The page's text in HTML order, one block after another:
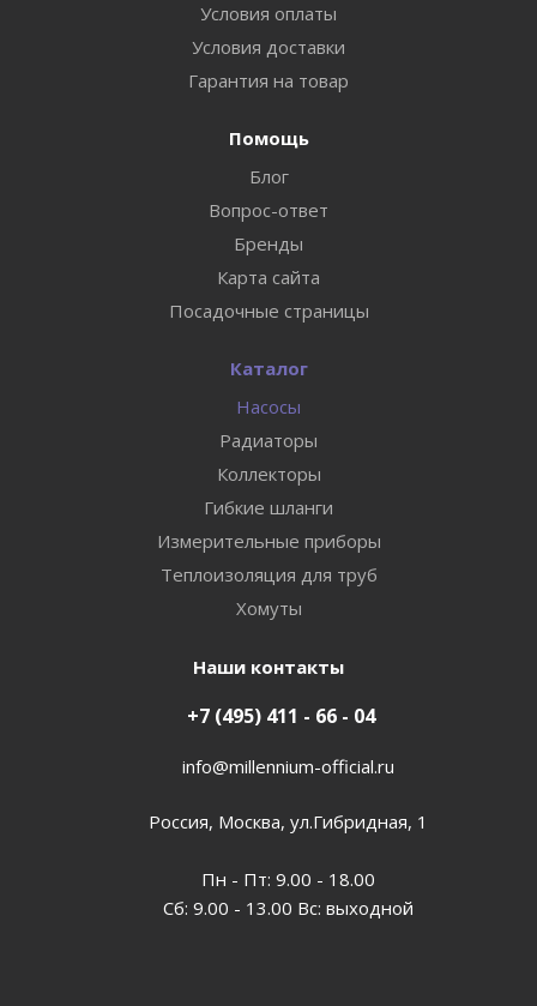
Условия оплаты
Условия доставки
Гарантия на товар
Помощь
Блог
Вопрос-ответ
Бренды
Карта сайта
Посадочные страницы
Каталог
Насосы
Радиаторы
Коллекторы
Гибкие шланги
Измерительные приборы
Теплоизоляция для труб
Хомуты
Наши контакты
+7 (495) 411 - 66 - 04
info@millennium-official.ru
Россия, Москва, ул.Гибридная, 1
Пн - Пт: 9.00 - 18.00
Сб: 9.00 - 13.00 Вс: выходной